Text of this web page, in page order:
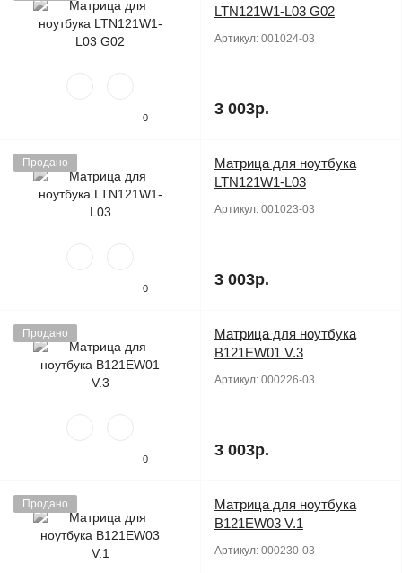
0
LTN121W1-L03 G02
Артикул: 001024-03
3 003р.
Продано
0
Матрица для ноутбука
LTN121W1-L03
Артикул: 001023-03
3 003р.
Продано
0
Матрица для ноутбука
B121EW01 V.3
Артикул: 000226-03
3 003р.
Продано
Матрица для ноутбука
B121EW03 V.1
Артикул: 000230-03